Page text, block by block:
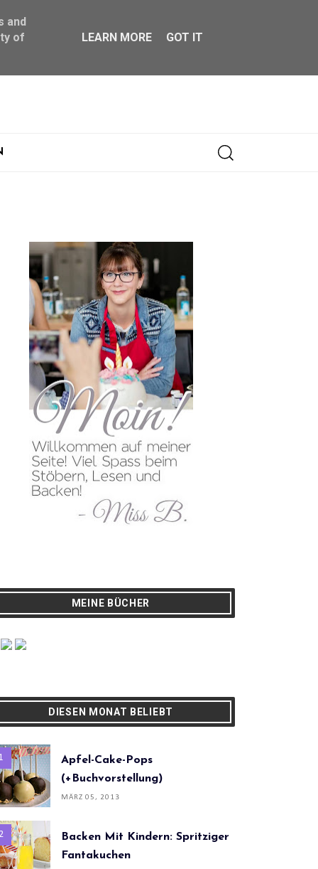
MEINE BÜCHER
DIESEN MONAT BELIEBT
Apfel-Cake-Pops
(+Buchvorstellung)
MÄRZ 05, 2013
Backen Mit Kindern: Spritziger
Fantakuchen
and
of
LEARN MORE GOT IT